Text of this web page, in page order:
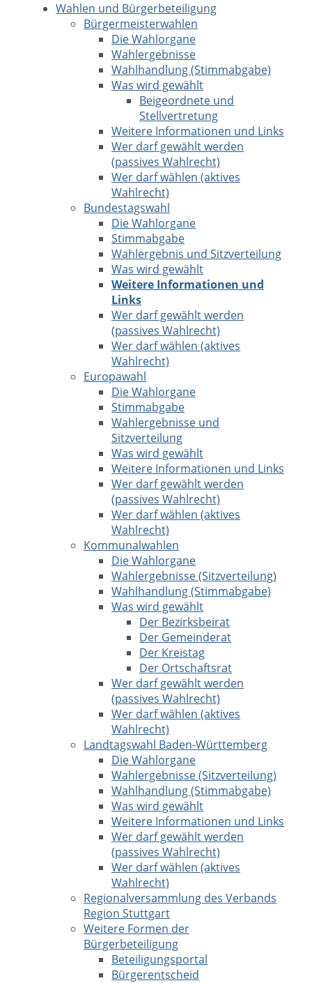
Wahlen und Bürgerbeteiligung
Bürgermeisterwahlen
Die Wahlorgane
Wahlergebnisse
Wahlhandlung (Stimmabgabe)
Was wird gewählt
Beigeordnete und
Stellvertretung
Weitere Informationen und Links
Wer darf gewählt werden
(passives Wahlrecht)
Wer darf wählen (aktives
Wahlrecht)
Bundestagswahl
Die Wahlorgane
Stimmabgabe
Wahlergebnis und Sitzverteilung
Was wird gewählt
Weitere Informationen und
Links
Wer darf gewählt werden
(passives Wahlrecht)
Wer darf wählen (aktives
Wahlrecht)
Europawahl
Die Wahlorgane
Stimmabgabe
Wahlergebnisse und
Sitzverteilung
Was wird gewählt
Weitere Informationen und Links
Wer darf gewählt werden
(passives Wahlrecht)
Wer darf wählen (aktives
Wahlrecht)
Kommunalwahlen
Die Wahlorgane
Wahlergebnisse (Sitzverteilung)
Wahlhandlung (Stimmabgabe)
Was wird gewählt
Der Bezirksbeirat
Der Gemeinderat
Der Kreistag
Der Ortschaftsrat
Wer darf gewählt werden
(passives Wahlrecht)
Wer darf wählen (aktives
Wahlrecht)
Landtagswahl Baden-Württemberg
Die Wahlorgane
Wahlergebnisse (Sitzverteilung)
Wahlhandlung (Stimmabgabe)
Was wird gewählt
Weitere Informationen und Links
Wer darf gewählt werden
(passives Wahlrecht)
Wer darf wählen (aktives
Wahlrecht)
Regionalversammlung des Verbands
Region Stuttgart
Weitere Formen der
Bürgerbeteiligung
Beteiligungsportal
Bürgerentscheid